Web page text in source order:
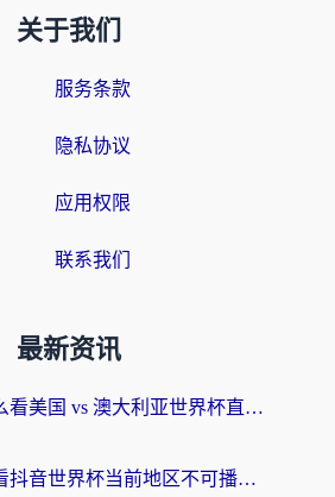
关于我们
服务条款
隐私协议
应用权限
联系我们
最新资讯
在国外怎么看美国 vs 澳大利亚世界杯直播？海外党必藏的中文解说观赛指南
在加拿大看抖音世界杯当前地区不可播放？海外党体育观赛终极指南